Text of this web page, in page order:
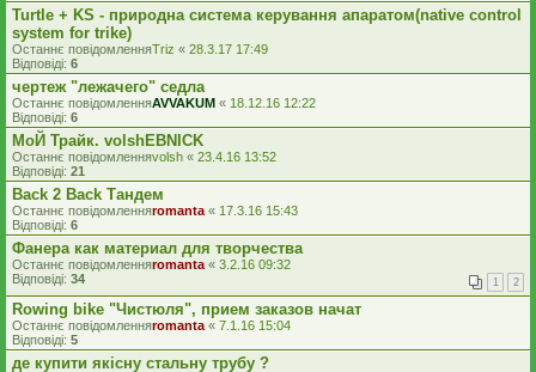
Turtle + KS - природна система керування апаратом(native control
system for trike)
Останнє повідомленняTriz « 28.3.17 17:49
Відповіді: 6
чертеж "лежачего" седла
Останнє повідомленняAVVAKUM « 18.12.16 12:22
Відповіді: 6
МоЙ Трайк. volshEBNICK
Останнє повідомленняvolsh « 23.4.16 13:52
Відповіді: 21
Back 2 Back Тандем
Останнє повідомленняromanta « 17.3.16 15:43
Відповіді: 6
Фанера как материал для творчества
Останнє повідомленняromanta « 3.2.16 09:32
Відповіді: 34 1 2
Rowing bike "Чистюля", прием заказов начат
Останнє повідомленняromanta « 7.1.16 15:04
Відповіді: 5
де купити якісну стальну трубу ?